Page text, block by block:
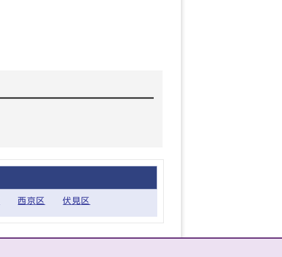
西京区 伏見区